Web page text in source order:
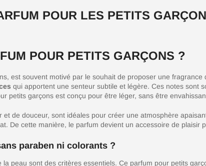
POUR LES PETITS
POUR PETITS GARÇONS ?
est souvent motivé par le souhait de proposer une
qui apportent une senteur subtile et légère. Ces notes sont
petits garçons est conçu pour être léger, sans être
de douceur, sont idéales pour créer une atmosphère
De cette manière, le parfum devient un accessoire de plaisir
paraben ni colorants ?
peau sont des critères essentiels. Ce parfum pour petits